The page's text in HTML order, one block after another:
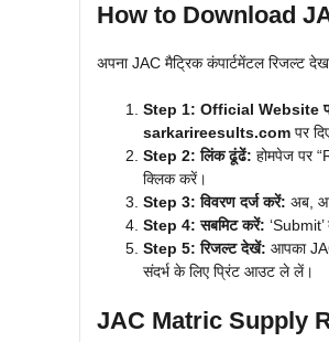
How to Download
अपना JAC मैट्रिक कंपार्टमेंटल रिजल्ट
Step 1: Official Website
sarkarireesults.com पर
Step 2: लिंक ढूंढें: होमपेज पर
क्लिक करें।
Step 3: विवरण दर्ज करें: अब,
Step 4: सबमिट करें:
Step 5: रिजल्ट देखें: आपका
संदर्भ के लिए प्रिंट आउट ले लें।
JAC Matric Supply